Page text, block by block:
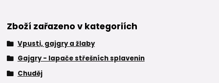
Zboží zařazeno v kategoriích
Vpusti, gajgry a žlaby
Gajgry - lapače střešních splavenin
Chuděj